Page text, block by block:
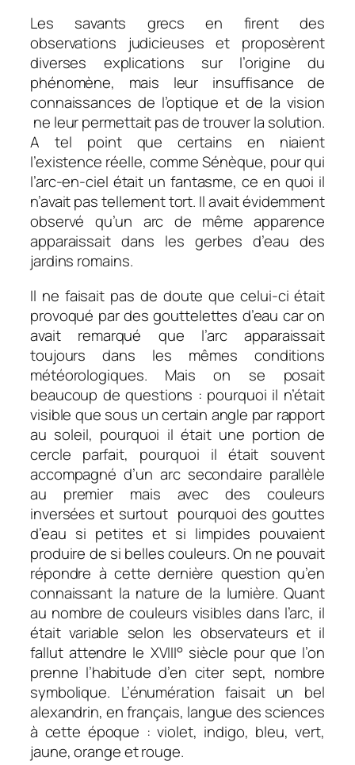
Les savants grecs en firent des
observations judicieuses et proposèrent
diverses explications sur l’origine du
phénomène, mais leur insuffisance de
connaissances de l’optique et de la vision
ne leur permettait pas de trouver la solution.
A tel point que certains en niaient
l’existence réelle, comme Sénèque, pour qui
l’arc-en-ciel était un fantasme, ce en quoi il
n’avait pas tellement tort. Il avait évidemment
observé qu’un arc de même apparence
apparaissait dans les gerbes d’eau des
jardins romains.
Il ne faisait pas de doute que celui-ci était
provoqué par des gouttelettes d’eau car on
avait remarqué que l’arc apparaissait
toujours dans les mêmes conditions
météorologiques. Mais on se posait
beaucoup de questions : pourquoi il n’était
visible que sous un certain angle par rapport
au soleil, pourquoi il était une portion de
cercle parfait, pourquoi il était souvent
accompagné d’un arc secondaire parallèle
au premier mais avec des couleurs
inversées et surtout pourquoi des gouttes
d’eau si petites et si limpides pouvaient
produire de si belles couleurs. On ne pouvait
répondre à cette dernière question qu’en
connaissant la nature de la lumière. Quant
au nombre de couleurs visibles dans l’arc, il
était variable selon les observateurs et il
fallut attendre le XVIII° siècle pour que l’on
prenne l’habitude d’en citer sept, nombre
symbolique. L’énumération faisait un bel
alexandrin, en français, langue des sciences
à cette époque : violet, indigo, bleu, vert,
jaune, orange et rouge.